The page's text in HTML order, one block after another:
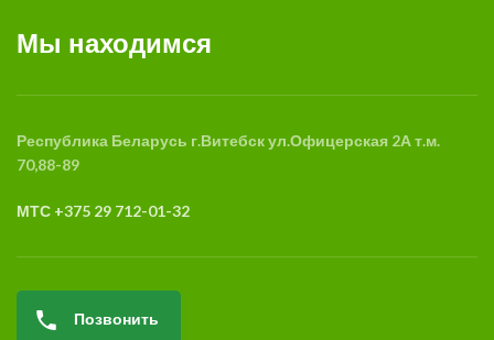
Мы находимся
Республика Беларусь г.Витебскул.Офицерская 2Ат.м.
70,88-89
МТС +375 29 712-01-32
Позвонить